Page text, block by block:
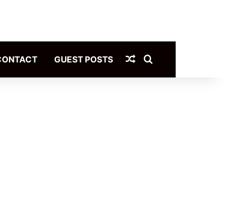
GUEST POSTS Article Aléatoire